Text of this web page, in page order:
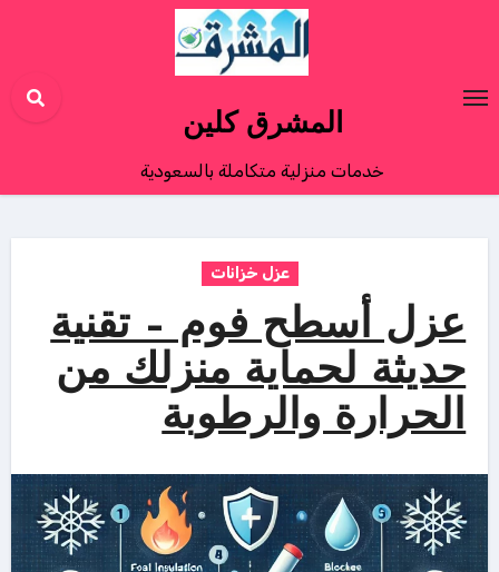
المشرق كلين
خدمات منزلية متكاملة بالسعودية
عزل خزانات
عزل أسطح فوم – تقنية
حديثة لحماية منزلك من
الحرارة والرطوبة